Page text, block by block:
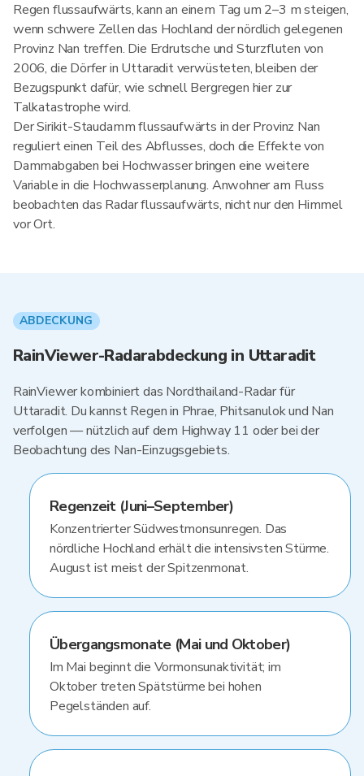
Regen flussaufwärts, kann an einem Tag um 2–3 m steigen,
wenn schwere Zellen das Hochland der nördlich gelegenen
Provinz Nan treffen. Die Erdrutsche und Sturzfluten von
2006, die Dörfer in Uttaradit verwüsteten, bleiben der
Bezugspunkt dafür, wie schnell Bergregen hier zur
Talkatastrophe wird.
Der Sirikit-Staudamm flussaufwärts in der Provinz Nan
reguliert einen Teil des Abflusses, doch die Effekte von
Dammabgaben bei Hochwasser bringen eine weitere
Variable in die Hochwasserplanung. Anwohner am Fluss
beobachten das Radar flussaufwärts, nicht nur den Himmel
vor Ort.
ABDECKUNG
RainViewer-Radarabdeckung in Uttaradit
RainViewer kombiniert das Nordthailand-Radar für
Uttaradit. Du kannst Regen in Phrae, Phitsanulok und Nan
verfolgen — nützlich auf dem Highway 11 oder bei der
Beobachtung des Nan-Einzugsgebiets.
Regenzeit (Juni–September)
Konzentrierter Südwestmonsunregen. Das
nördliche Hochland erhält die intensivsten Stürme.
August ist meist der Spitzenmonat.
Übergangsmonate (Mai und Oktober)
Im Mai beginnt die Vormonsunaktivität; im
Oktober treten Spätstürme bei hohen
Pegelständen auf.